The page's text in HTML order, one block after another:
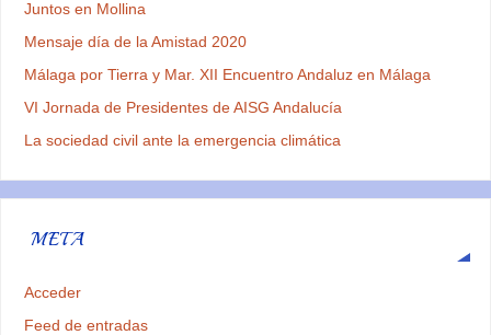
Juntos en Mollina
Mensaje día de la Amistad 2020
Málaga por Tierra y Mar. XII Encuentro Andaluz en Málaga
VI Jornada de Presidentes de AISG Andalucía
La sociedad civil ante la emergencia climática
META
Acceder
Feed de entradas